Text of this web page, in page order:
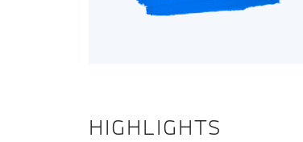
HIGHLIGHTS